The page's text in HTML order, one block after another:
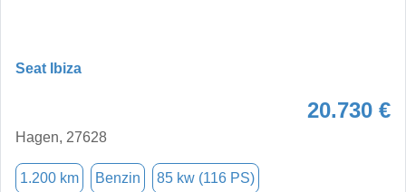
Seat Ibiza
20.730 €
Hagen, 27628
1.200 km Benzin 85 kw (116 PS)